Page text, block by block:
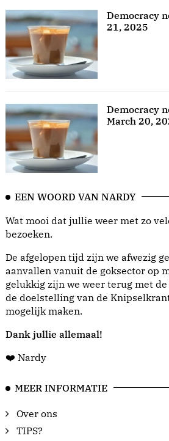
Democracy
21, 2025
Democracy
March 20,
EEN WOORD VAN NARDY
Wat mooi dat jullie weer met zo
bezoeken.
De afgelopen tijd zijn we afwezig
aanvallen vanuit de goksector op
gelukkig zijn we weer terug met
de doelstelling van de
mogelijk maken.
Dank jullie allemaal!
❤️ Nardy
MEER INFORMATIE
Over ons
TIPS?